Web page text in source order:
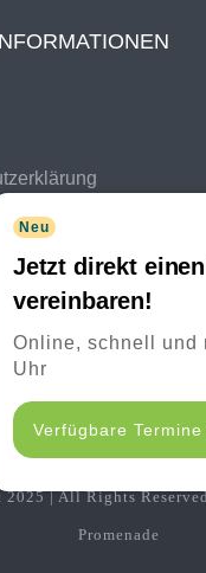
Neu
Jetzt direkt
vereinbaren!
Online, schnell und
Uhr
Verfügbare
| All Rights
Promenade